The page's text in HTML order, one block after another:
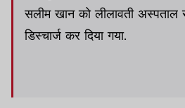
सलीम खान को लीलावती
डिस्चार्ज कर दिया गया.